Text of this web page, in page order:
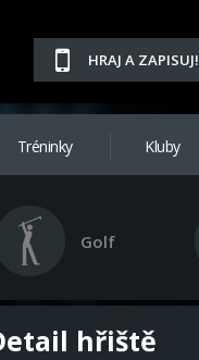
HRAJ A ZAPISUJ!
Tréninky Kluby
Golf
hřiště